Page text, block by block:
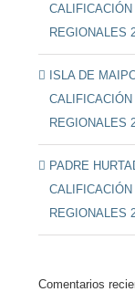
REGIONALES
ISLA DE
REGIONALES
PADRE
REGIONALES
Comentarios